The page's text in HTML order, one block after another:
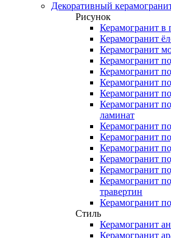
Декоративный
Рисунок
Керамогранит в
Керамогранит
Керамогранит
Керамогранит
Керамогранит
Керамогранит
Керамогранит
Керамогранит
ламинат
Керамогранит
Керамогранит
Керамогранит
Керамогранит
Керамогранит
Керамогранит
травертин
Керамогранит
Стиль
Керамогранит
Керамогранит